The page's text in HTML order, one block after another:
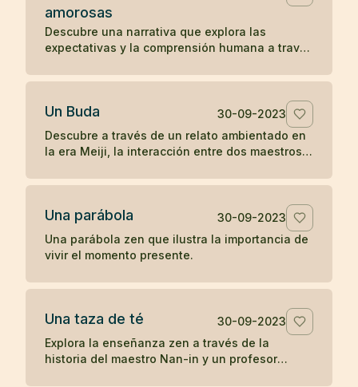
amorosas
Descubre una narrativa que explora las
expectativas y la comprensión humana a través
una joven en la antigua China.
Un Buda
30-09-2023
Descubre a través de un relato ambientado en
la era Meiji, la interacción entre dos maestros
concepto de humanidad y la percepción del
Una parábola
30-09-2023
Una parábola zen que ilustra la importancia de
vivir el momento presente.
Una taza de té
30-09-2023
Explora la enseñanza zen a través de la
historia del maestro Nan-in y un profesor